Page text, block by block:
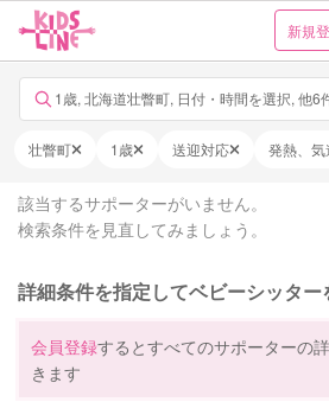
新規
1歳, 北海道壮瞥町, 日付・時間を選択, 他6
壮瞥町 1歳 送迎対応 発熱、
該当するサポーターがいません。
検索条件を見直してみましょう。
詳細条件を指定してベビーシッター
会員登録するとすべてのサポーターの
きます